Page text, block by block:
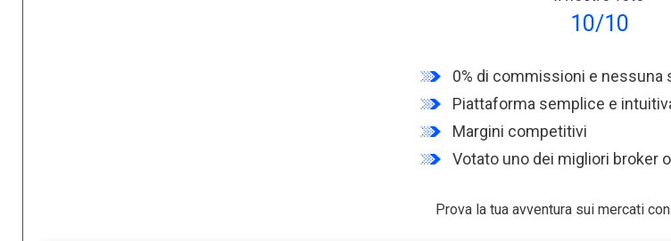
10/10
0% di commissioni e nessuna
Piattaforma semplice e
Margini competitivi
Votato uno dei migliori broker
Prova la tua avventura sui mercati